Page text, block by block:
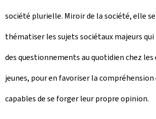
société plurielle. Miroir de la société, elle
thématiser les sujets sociétaux majeurs
des questionnements au quotidien chez
jeunes, pour en favoriser la
capables de se forger leur propre opinion.